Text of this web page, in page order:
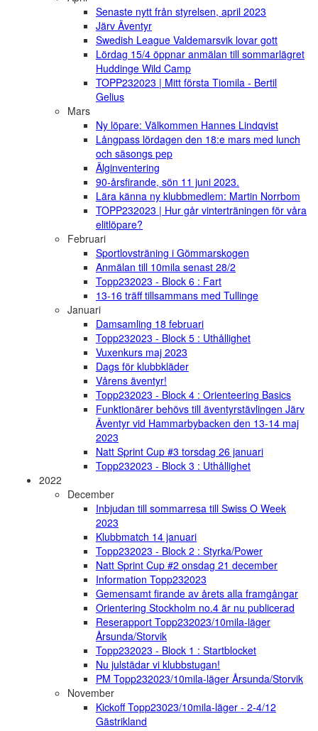
Senaste nytt från styrelsen, april 2023
Järv Äventyr
Swedish League Valdemarsvik lovar gott
Lördag 15/4 öppnar anmälan till sommarlägret
Huddinge Wild Camp
TOPP232023 | Mitt första Tiomila - Bertil
Gelius
Mars
Ny löpare: Välkommen Hannes Lindqvist
Långpass lördagen den 18:e mars med lunch
och säsongs pep
Älginventering
90-årsfirande, sön 11 juni 2023.
Lära känna ny klubbmedlem: Martin Norrbom
TOPP232023 | Hur går vinterträningen för våra
elitlöpare?
Februari
Sportlovsträning i Gömmarskogen
Anmälan till 10mila senast 28/2
Topp232023 - Block 6 : Fart
13-16 träff tillsammans med Tullinge
Januari
Damsamling 18 februari
Topp232023 - Block 5 : Uthållighet
Vuxenkurs maj 2023
Dags för klubbkläder
Vårens äventyr!
Topp232023 - Block 4 : Orienteering Basics
Funktionärer behövs till äventyrstävlingen Järv
Äventyr vid Hammarbybacken den 13-14 maj
2023
Natt Sprint Cup #3 torsdag 26 januari
Topp232023 - Block 3 : Uthållighet
2022
December
Inbjudan till sommarresa till Swiss O Week
2023
Klubbmatch 14 januari
Topp232023 - Block 2 : Styrka/Power
Natt Sprint Cup #2 onsdag 21 december
Information Topp232023
Gemensamt firande av årets alla framgångar
Orientering Stockholm no.4 är nu publicerad
Reserapport Topp232023/10mila-läger
Årsunda/Storvik
Topp232023 - Block 1 : Startblocket
Nu julstädar vi klubbstugan!
PM Topp232023/10mila-läger Årsunda/Storvik
November
Kickoff Topp23023/10mila-läger - 2-4/12
Gästrikland